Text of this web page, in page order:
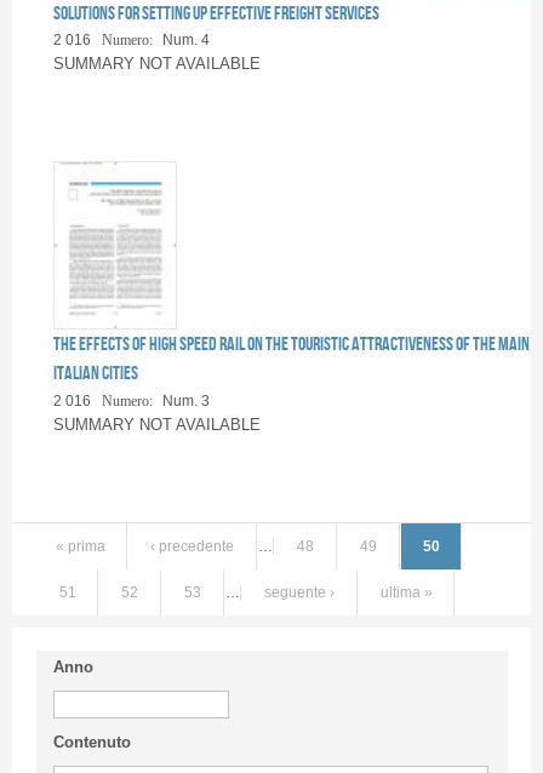
solutions for setting up effective freight services
2 016 Numero: Num. 4
SUMMARY NOT AVAILABLE
The effects of High Speed Rail on the touristic attractiveness of the main
Italian cities
2 016 Numero: Num. 3
SUMMARY NOT AVAILABLE
« prima ‹ precedente … 48 49 50
51 52 53 … seguente › ultima »
Anno
Contenuto